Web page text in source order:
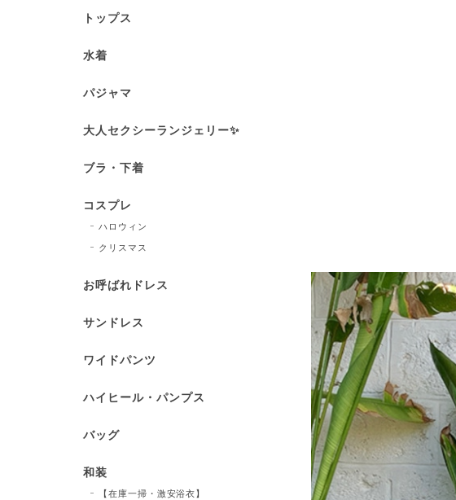
トップス
水着
パジャマ
大人セクシーランジェリー✨
ブラ・下着
コスプレ
ハロウィン
クリスマス
お呼ばれドレス
サンドレス
ワイドパンツ
ハイヒール・パンプス
バッグ
和装
【在庫一掃・激安浴衣】